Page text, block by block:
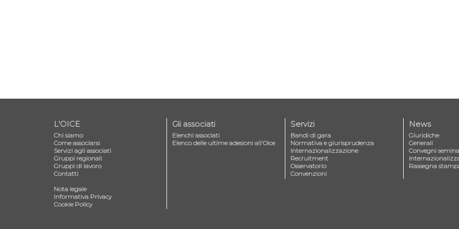
L'OICE
Chi siamo
Come associarsi
Servizi agli associati
Gruppi regionali
Gruppi di lavoro
Contatti
Nota legale
Informativa Privacy
Cookie Policy
Gli associati
Elenchi associati
Elenco delle ultime adesioni all'Oice
Servizi
Bandi di gara
Normativa e giurisprudenza
Internazionalizzazione
Recruitment
Osservatorio
Convenzioni
News
Giuridiche
Generali
Convegni
Rassegna